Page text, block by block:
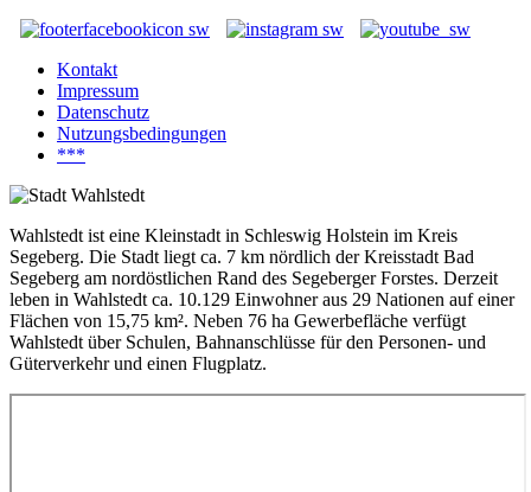
Kontakt
Impressum
Datenschutz
Nutzungsbedingungen
***
Wahlstedt ist eine Kleinstadt in Schleswig Holstein im Kreis
Segeberg. Die Stadt liegt ca. 7 km nördlich der Kreisstadt Bad
Segeberg am nordöstlichen Rand des Segeberger Forstes. Derzeit
leben in Wahlstedt ca. 10.129 Einwohner aus 29 Nationen auf einer
Flächen von 15,75 km². Neben 76 ha Gewerbefläche verfügt
Wahlstedt über Schulen, Bahnanschlüsse für den Personen- und
Güterverkehr und einen Flugplatz.